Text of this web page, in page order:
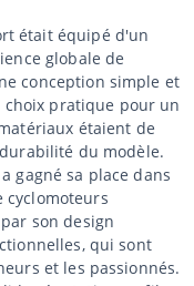
était équipé d'un
globale de
conception simple et
pratique pour un
étaient de
du modèle.
gagné sa place dans
cyclomoteurs
son design
qui sont
et les passionnés.